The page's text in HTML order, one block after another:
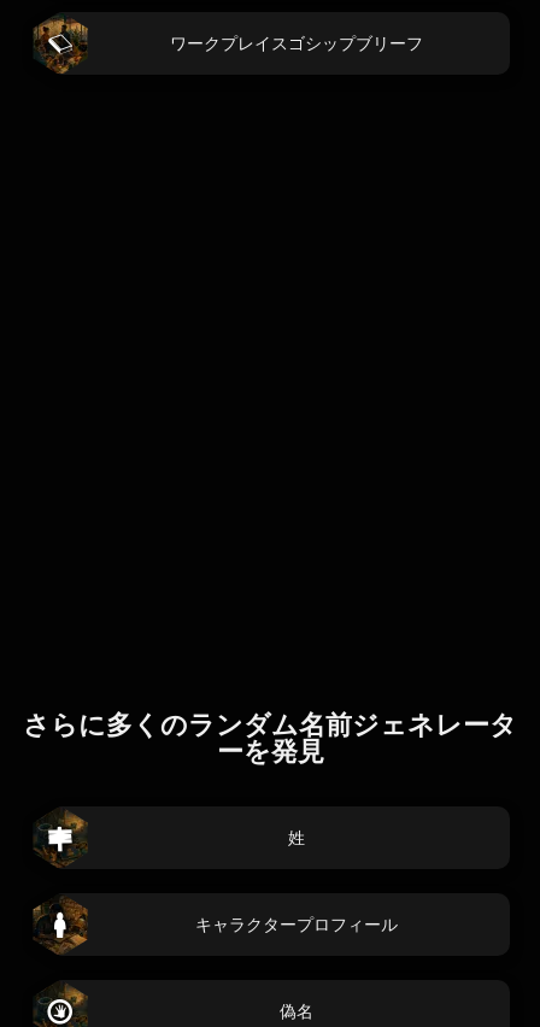
ワークプレイスゴシップブリーフ
さらに多くのランダム名前ジェネレータ
ーを発見
姓
キャラクタープロフィール
偽名